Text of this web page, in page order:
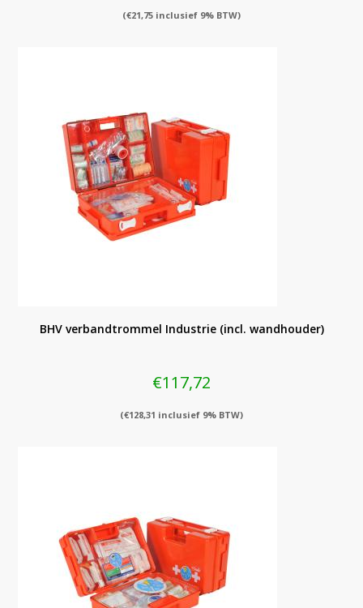
(€21,75 inclusief 9% BTW)
BHV verbandtrommel Industrie (incl. wandhouder)
€117,72
(€128,31 inclusief 9% BTW)